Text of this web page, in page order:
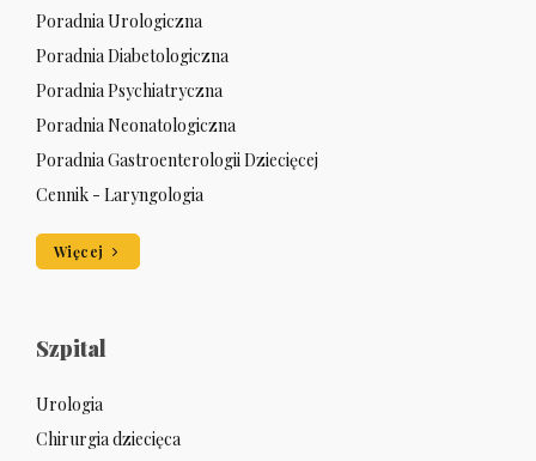
Poradnia Urologiczna
Poradnia Diabetologiczna
Poradnia Psychiatryczna
Poradnia Neonatologiczna
Poradnia Gastroenterologii Dziecięcej
Cennik - Laryngologia
Więcej
Szpital
Urologia
Chirurgia dziecięca